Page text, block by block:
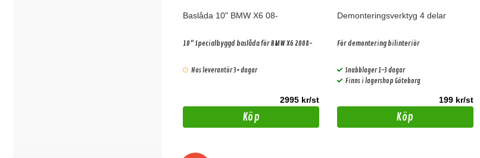
Baslåda 10" BMW X6 08-
10" Specialbyggd baslåda för BMW X6 2008-
Hos leverantör 3+ dagar
2995 kr/st
Köp
Demonteringsverktyg 4 delar
För demontering bilinteriör
Snabblager 1-3 dagar
Finns i lagershop Göteborg
199 kr/st
Köp